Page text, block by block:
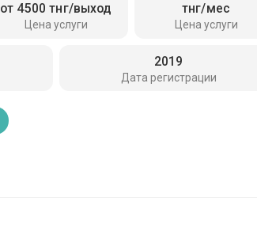
Цена услуги
от 4500 тнг/выход
Цена услуги
тнг/мес
Дата регистрации
2019